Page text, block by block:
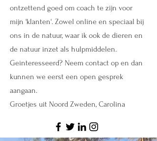
ontzettend goed om coach te zijn voor
mijn 'klanten'. Zowel online en speciaal bij
ons in de natuur, waar ik ook de dieren en
de natuur inzet als hulpmiddelen.
Geinteresseerd? Neem contact op en dan
kunnen we eerst een open gesprek
aangaan.
Groetjes uit Noord Zweden, Carolina